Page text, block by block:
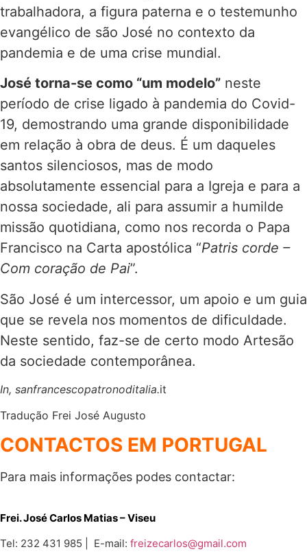
trabalhadora, a figura paterna e o testemunho
evangélico de são José no contexto da
pandemia e de uma crise mundial.
José torna-se como “um modelo” neste
período de crise ligado à pandemia do Covid-
19, demostrando uma grande disponibilidade
em relação à obra de deus. É um daqueles
santos silenciosos, mas de modo
absolutamente essencial para a Igreja e para a
nossa sociedade, ali para assumir a humilde
missão quotidiana, como nos recorda o Papa
Francisco na Carta apostólica “Patris corde –
Com coração de Pai”.
São José é um intercessor, um apoio e um guia
que se revela nos momentos de dificuldade.
Neste sentido, faz-se de certo modo Artesão
da sociedade contemporânea.
In, sanfrancescopatronoditalia.it
Tradução Frei José Augusto
CONTACTOS EM PORTUGAL
Para mais informações podes contactar:
Frei. José Carlos Matias – Viseu
Tel: 232 431 985 | E-mail: freizecarlos@gmail.com